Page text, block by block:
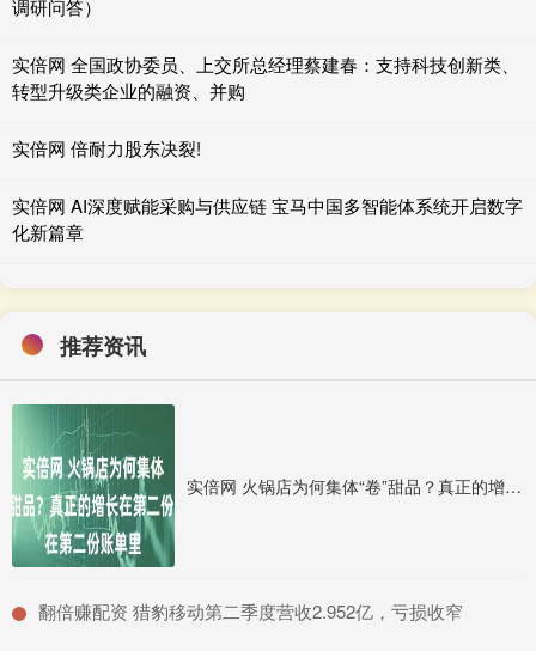
调研问答）
实倍网 全国政协委员、上交所总经理蔡建春：支持科技创新类、
转型升级类企业的融资、并购
实倍网 倍耐力股东决裂!
实倍网 AI深度赋能采购与供应链 宝马中国多智能体系统开启数字
化新篇章
推荐资讯
实倍网 火锅店为何集体“卷”甜品？真正的增长在第二份账单里
​翻倍赚配资 猎豹移动第二季度营收2.952亿，亏损收窄